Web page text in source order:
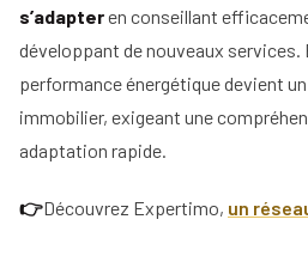
s’adapteren conseillant
développant de nouveaux services.
performance énergétique devient
immobilier, exigeant une
adaptation rapide.
👉Découvrez Expertimo, un